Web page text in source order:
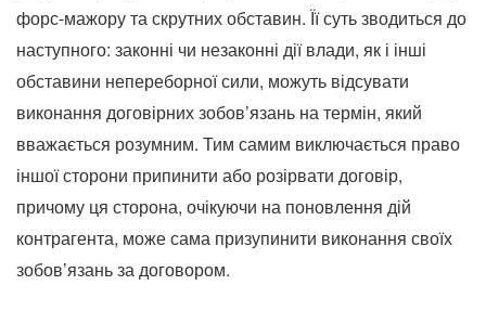
форс-мажору та скрутних обставин. Її суть зводиться до
наступного: законні чи незаконні дії влади, як і інші
обставини непереборної сили, можуть відсувати
виконання договірних зобов’язань на термін, який
вважається розумним. Тим самим виключається право
іншої сторони припинити або розірвати договір,
причому ця сторона, очікуючи на поновлення дій
контрагента, може сама призупинити виконання своїх
зобов’язань за договором.